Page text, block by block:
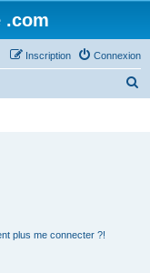
.com
Connexion
Inscription
plus me connecter ?!